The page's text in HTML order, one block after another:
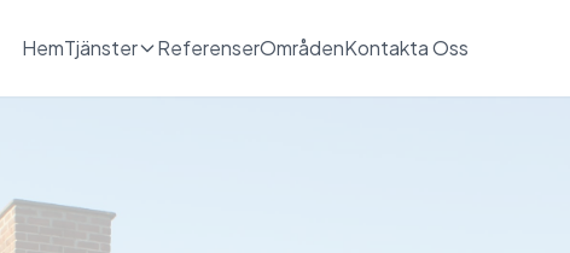
HemTjänster ReferenserOmrådenKontakta Oss